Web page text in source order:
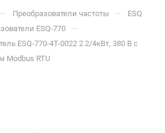
— Преобразователи частоты — ESQ
ESQ-770 —
ESQ-770-4T-0022 2.2/4кВт, 380 В с
Modbus RTU